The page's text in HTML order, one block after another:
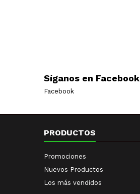
Síganos en Facebook
Facebook
PRODUCTOS
Promociones
Nuevos Productos
Los más vendidos